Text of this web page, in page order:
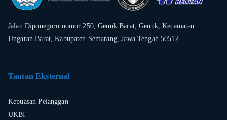
Jalan Diponegoro nomor 250, Genuk Barat, Genuk, Kecamatan
Ungaran Barat, Kabupaten Semarang, Jawa Tengah 50512
Tautan Eksternal
Kepuasan Pelanggan
UKBI